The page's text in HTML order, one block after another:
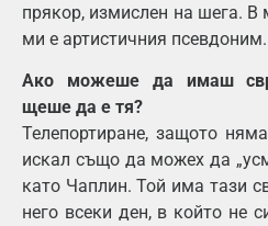
прякор, измислен на шега.
ми е артистичния псевдоним.
Ако можеше да имаш
щеше да е тя?
Телепортиране, защото
искал също да можех да
като Чаплин. Той има тази
него всеки ден, в който не